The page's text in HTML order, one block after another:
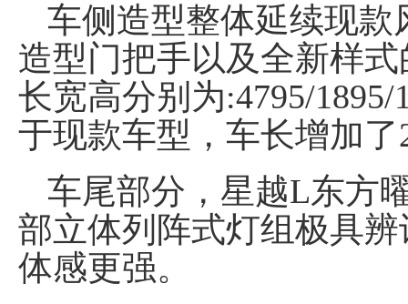
车侧造型整体延续现
造型门把手以及全新样
长宽高分别为:4795/
于现款车型，车长增加了
车尾部分，星越L东方
部立体列阵式灯组极具
体感更强。